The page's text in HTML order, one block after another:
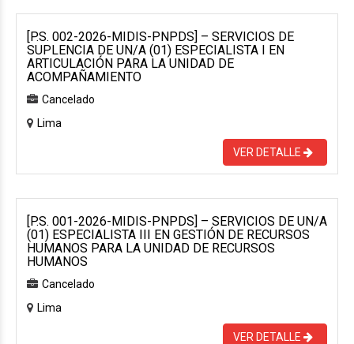
[P.S. 002-2026-MIDIS-PNPDS] – SERVICIOS DE
SUPLENCIA DE UN/A (01) ESPECIALISTA I EN
ARTICULACIÓN PARA LA UNIDAD DE
ACOMPAÑAMIENTO
Cancelado
Lima
VER DETALLE
[P.S. 001-2026-MIDIS-PNPDS] – SERVICIOS DE UN/A
(01) ESPECIALISTA III EN GESTIÓN DE RECURSOS
HUMANOS PARA LA UNIDAD DE RECURSOS
HUMANOS
Cancelado
Lima
VER DETALLE